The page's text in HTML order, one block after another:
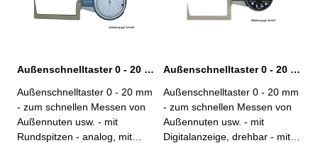
Außenschnelltaster 0 - 20 mm analog
Außenschnelltaster 0 - 20 mm
- zum schnellen Messen von
Außennuten usw. - mit
Rundspitzen - analog, mit
Außenschnelltaster 0 - 20 mm digital
Außenschnelltaster 0 - 20 mm
- zum schnellen Messen von
Außennuten usw. - mit
Digitalanzeige, drehbar - mit